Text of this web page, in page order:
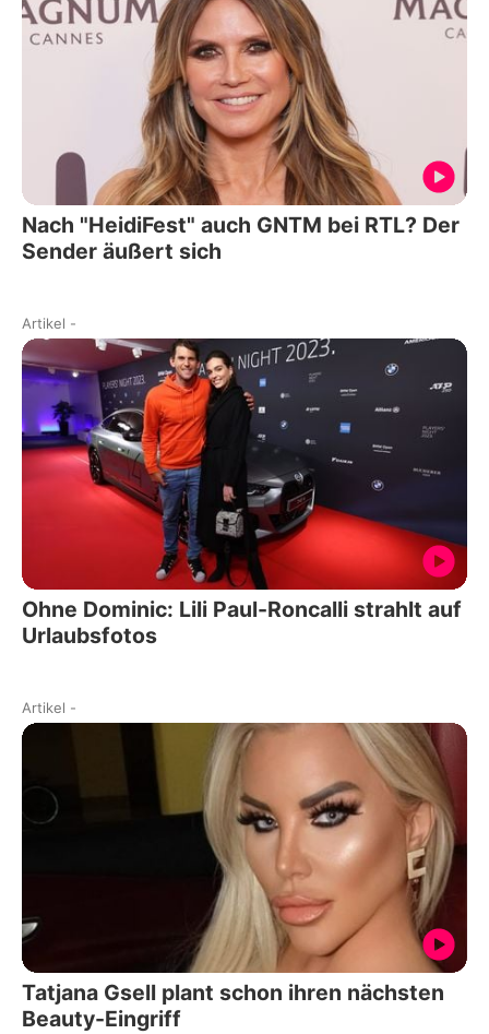
Nach "HeidiFest" auch GNTM bei RTL? Der
Sender äußert sich
Artikel -
Ohne Dominic: Lili Paul-Roncalli strahlt auf
Urlaubsfotos
Artikel -
Tatjana Gsell plant schon ihren nächsten
Beauty-Eingriff